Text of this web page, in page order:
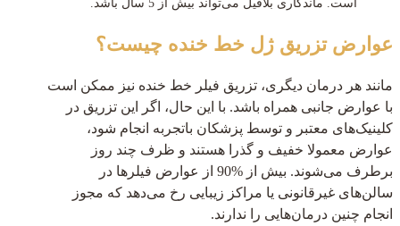
است. ماندگاری بلافیل می‌تواند بیش از 5 سال باشد.
عوارض تزريق ژل خط خنده چیست؟
مانند هر درمان دیگری، تزریق فیلر خط خنده نیز ممکن است
با عوارض جانبی همراه باشد. با این حال، اگر این تزریق در
کلینیک‌های معتبر و توسط پزشکان باتجربه انجام شود،
عوارض معمولا خفیف و گذرا هستند و ظرف چند روز
برطرف می‌شوند. بیش از %90 از عوارض فیلرها در
سالن‌های غیرقانونی یا مراکز زیبایی رخ می‌دهد که مجوز
انجام چنین درمان‌هایی را ندارند.